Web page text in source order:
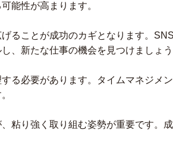
能性が高まります。
ることが成功のカギとなります。
、新たな仕事の機会を見つけましょう
る必要があります。タイムマネジメ
粘り強く取り組む姿勢が重要です。